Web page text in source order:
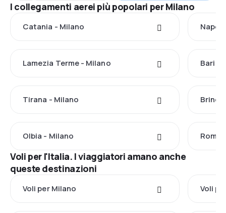
I collegamenti aerei più popolari per Milano
Catania - Milano
Lamezia Terme - Milano Bari -
Tirana - Milano
Olbia - Milano Roma
Voli per l'Italia. I viaggiatori amano anche
queste destinazioni
Voli per Milano Voli